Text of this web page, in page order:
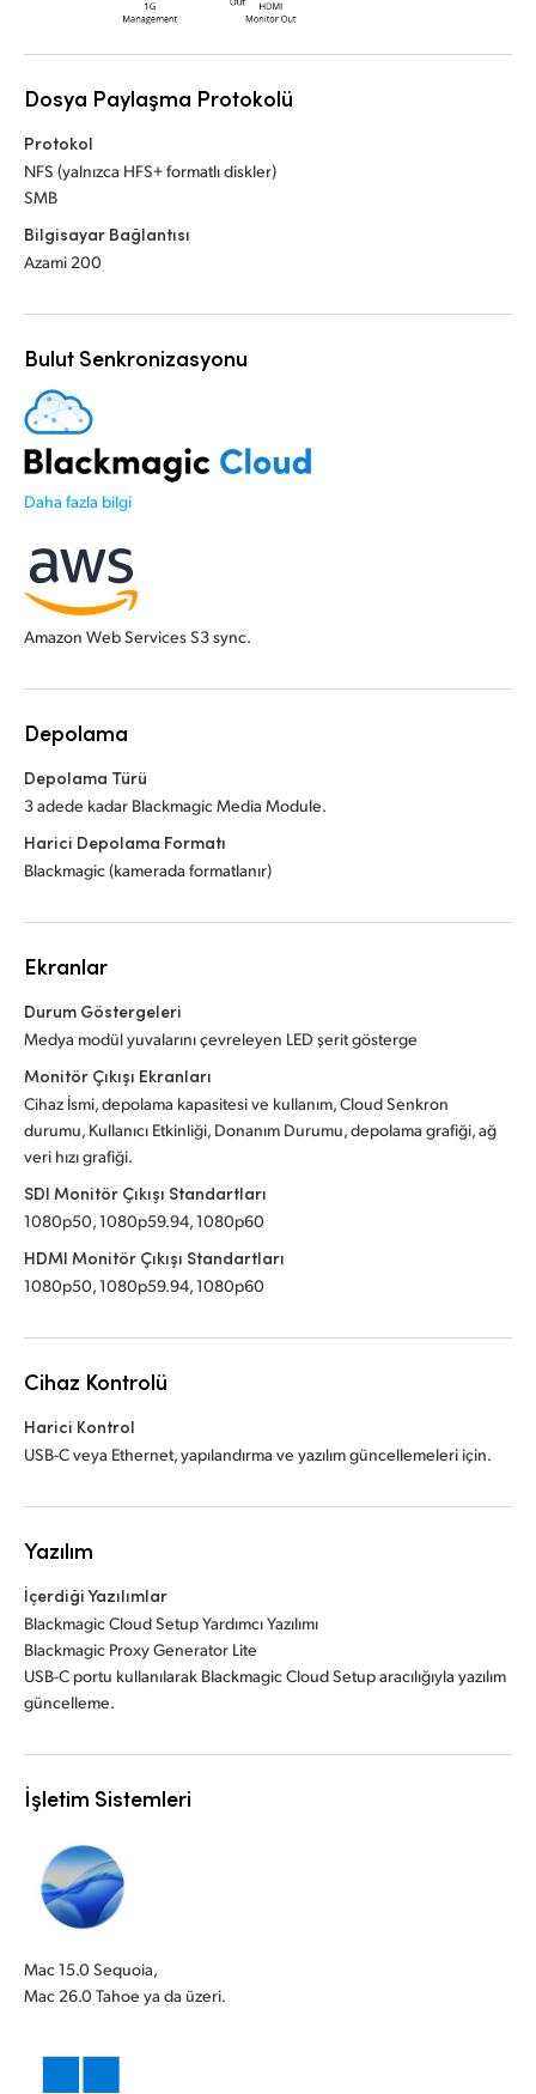
Dosya Paylaşma Protokolü
Protokol
NFS (yalnızca HFS+ formatlı diskler)
SMB
Bilgisayar Bağlantısı
Azami 200
Bulut Senkronizasyonu
Daha fazla bilgi
Amazon Web Services S3 sync.
Depolama
Depolama Türü
3 adede kadar Blackmagic Media Module.
Harici Depolama Formatı
Blackmagic (kamerada formatlanır)
Ekranlar
Durum Göstergeleri
Medya modül yuvalarını çevreleyen LED şerit gösterge
Monitör Çıkışı Ekranları
Cihaz İsmi, depolama kapasitesi ve kullanım, Cloud Senkron
durumu, Kullanıcı Etkinliği, Donanım Durumu, depolama grafiği, ağ
veri hızı grafiği.
SDI Monitör Çıkışı Standartları
1080p50, 1080p59.94, 1080p60
HDMI Monitör Çıkışı Standartları
1080p50, 1080p59.94, 1080p60
Cihaz Kontrolü
Harici Kontrol
USB-C veya Ethernet, yapılandırma ve yazılım güncellemeleri için.
Yazılım
İçerdiği Yazılımlar
Blackmagic Cloud Setup Yardımcı Yazılımı
Blackmagic Proxy Generator Lite
USB-C portu kullanılarak Blackmagic Cloud Setup aracılığıyla yazılım
güncelleme.
İşletim Sistemleri
Mac 15.0 Sequoia,
Mac 26.0 Tahoe ya da üzeri.